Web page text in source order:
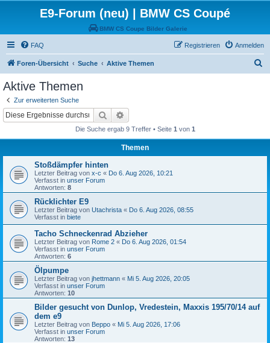
E9-Forum (neu) | BMW CS Coupé
BMW CS Coupe Bilder Galerie
FAQ Anmelden
Registrieren
Foren-Übersicht Suche Aktive Themen
Aktive Themen
Zur erweiterten Suche
Suche
Die Suche ergab 9 Treffer • Seite 1 von 1
Themen
Stoßdämpfer hinten
Letzter Beitrag von x-c « Do 6. Aug 2026, 10:21
Verfasst in unser Forum
Antworten: 8
Rücklichter E9
Letzter Beitrag von Utachrista « Do 6. Aug 2026, 08:55
Verfasst in biete
Tacho Schneckenrad Abzieher
Letzter Beitrag von Rome 2 « Do 6. Aug 2026, 01:54
Verfasst in unser Forum
Antworten: 6
Ölpumpe
Letzter Beitrag von jhettmann « Mi 5. Aug 2026, 20:05
Verfasst in unser Forum
Antworten: 10
Bilder gesucht von Dunlop, Vredestein, Maxxis 195/70/14 auf
dem e9
Letzter Beitrag von Beppo « Mi 5. Aug 2026, 17:06
Verfasst in unser Forum
Antworten: 13